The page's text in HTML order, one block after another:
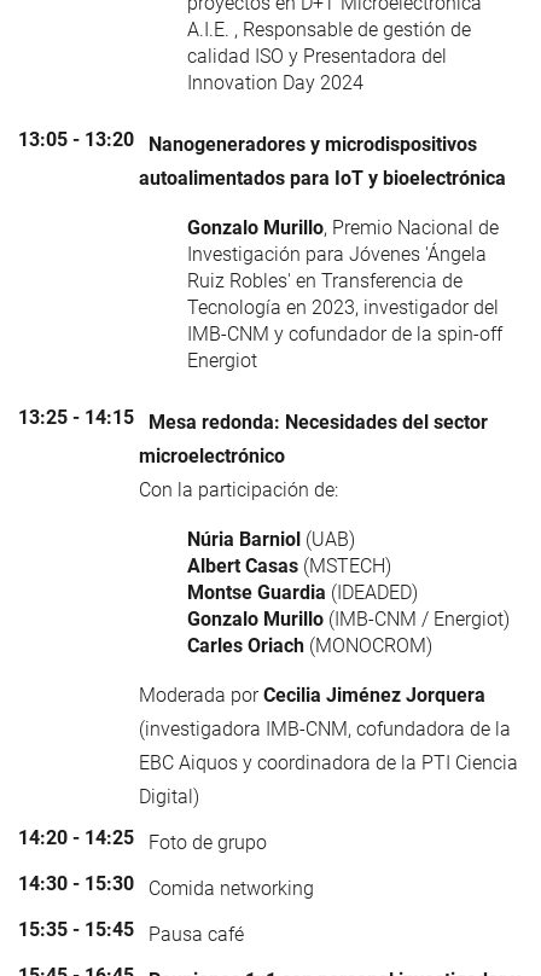
A.I.E. , Responsable de gestión de
calidad ISO y Presentadora del
Innovation Day 2024
13:05 - 13:20
Nanogeneradores y microdispositivos
autoalimentados para IoT y bioelectrónica
Gonzalo Murillo, Premio Nacional de
Investigación para Jóvenes 'Ángela
Ruiz Robles' en Transferencia de
Tecnología en 2023, investigador del
IMB-CNM y cofundador de la spin-off
Energiot
13:25 - 14:15
Mesa redonda: Necesidades del sector
microelectrónico
Con la participación de:
Núria Barniol (UAB)
Albert Casas (MSTECH)
Montse Guardia (IDEADED)
Gonzalo Murillo (IMB-CNM / Energiot)
Carles Oriach (MONOCROM)
Moderada porCecilia Jiménez Jorquera
(investigadora IMB-CNM, cofundadora de la
EBC Aiquos y coordinadora de la PTI Ciencia
Digital)
14:20 - 14:25
Foto de grupo
14:30 - 15:30
Comida networking
15:35 - 15:45
Pausa café